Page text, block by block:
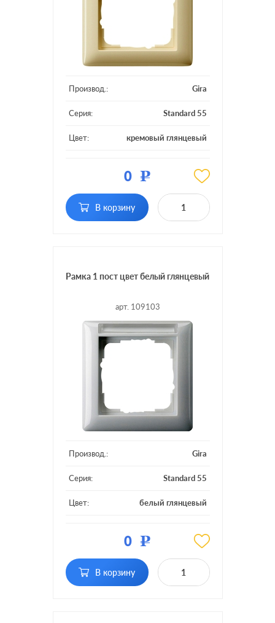
Производ.: Gira
Серия: Standard 55
Цвет: кремовый глянцевый
0 Р
В корзину
Рамка 1 пост цвет белый глянцевый
арт. 109103
Производ.: Gira
Серия: Standard 55
Цвет: белый глянцевый
0 Р
В корзину